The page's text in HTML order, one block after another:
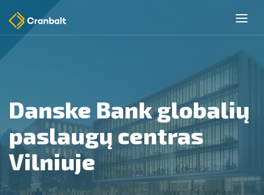
Danske Bank globalių
paslaugų centras
Vilniuje